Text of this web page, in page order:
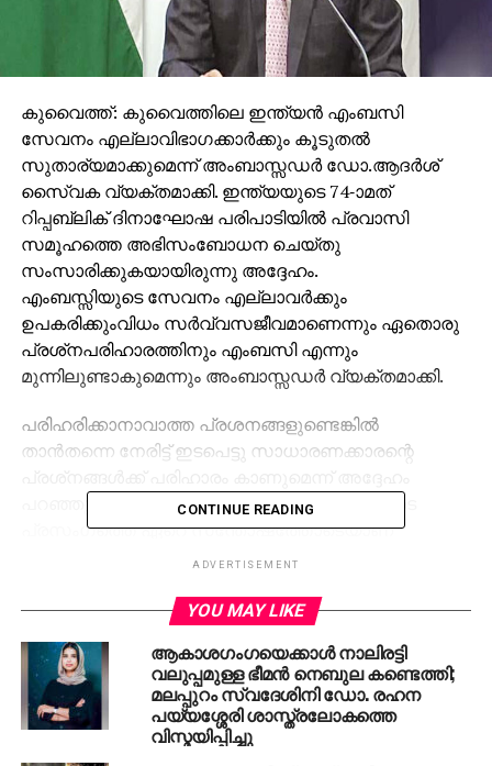
കുവൈത്ത്: കുവൈത്തിലെ ഇന്ത്യന്‍ എംബസി
സേവനം എല്ലാവിഭാഗക്കാര്‍ക്കും കൂടുതല്‍
സുതാര്യമാക്കുമെന്ന് അംബാസ്സഡര്‍ ഡോ.ആദര്‍ശ്
സൈ്വക വ്യക്തമാക്കി. ഇന്ത്യയുടെ 74-ാമത്
റിപ്പബ്ലിക് ദിനാഘോഷ പരിപാടിയില്‍ പ്രവാസി
സമൂഹത്തെ അഭിസംബോധന ചെയ്തു
സംസാരിക്കുകയായിരുന്നു അദ്ദേഹം.
എംബസ്സിയുടെ സേവനം എല്ലാവര്‍ക്കും
ഉപകരിക്കുംവിധം സര്‍വ്വസജീവമാണെന്നും ഏതൊരു
പ്രശ്‌നപരിഹാരത്തിനും എംബസി എന്നും
മുന്നിലുണ്ടാകുമെന്നും അംബാസ്സഡര്‍ വ്യക്തമാക്കി.
പരിഹരിക്കാനാവാത്ത പ്രശനങ്ങളുണ്ടെങ്കില്‍
താന്‍തന്നെ നേരിട്ട് ഇടപെട്ടു സാധാരണക്കാരന്റെ
പറഞ്ഞു. പുതുതായി എത്തിയ അംബാസഡറുടെ
പ്രസംഗത്തെ ഏറെ സന്തോഷത്തോടെയാണ്
കൂടിനിന്നവര്‍ വരവേറ്റത്. കുവൈത്തിലെ ഇന്ത്യന്‍
സാംസ്‌കാരിക മേഖലയില്‍ പക്വമതികളുമാണ്. വിവിധ
അഭിനന്ദനാര്‍ഹമാണെന്ന് അദ്ദേഹം കൂട്ടിച്ചേര്‍ത്തു.
കുവൈത്തില്‍ 10 ലക്ഷം ഇന്ത്യക്കാരാണ്
കുവൈത്തിലുള്ളത്.
CONTINUE READING
ADVERTISEMENT
YOU MAY LIKE
ആകാശഗംഗയെക്കാള്‍ നാലിരട്ടി
വലുപ്പമുള്ള ഭീമന്‍ നെബുല കണ്ടെത്തി;
മലപ്പുറം സ്വദേശിനി ഡോ. രഹന
പയ്യശ്ശേരി ശാസ്ത്രലോകത്തെ
വിസ്മയിപ്പിച്ചു